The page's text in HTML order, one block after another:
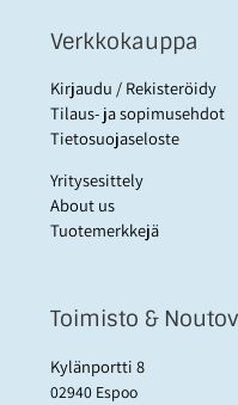
Verkkokauppa
Kirjaudu / Rekisteröidy
Tilaus- ja sopimusehdot
Tietosuojaseloste
Yritysesittely
About us
Tuotemerkkejä
Toimisto &
Kylänportti 8
02940 Espoo